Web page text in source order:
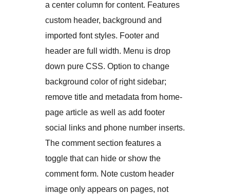
a center column for content. Features
custom header, background and
imported font styles. Footer and
header are full width. Menu is drop
down pure CSS. Option to change
background color of right sidebar;
remove title and metadata from home-
page article as well as add footer
social links and phone number inserts.
The comment section features a
toggle that can hide or show the
comment form. Note custom header
image only appears on pages, not